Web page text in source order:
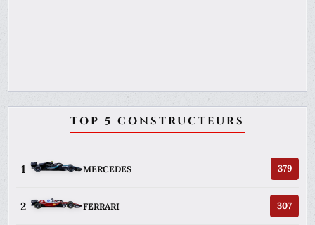
TOP 5 CONSTRUCTEURS
1 MERCEDES 379
2 FERRARI 307